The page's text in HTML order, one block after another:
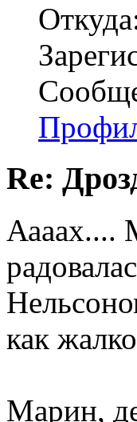
Re:
Аааах....
как
Марин,